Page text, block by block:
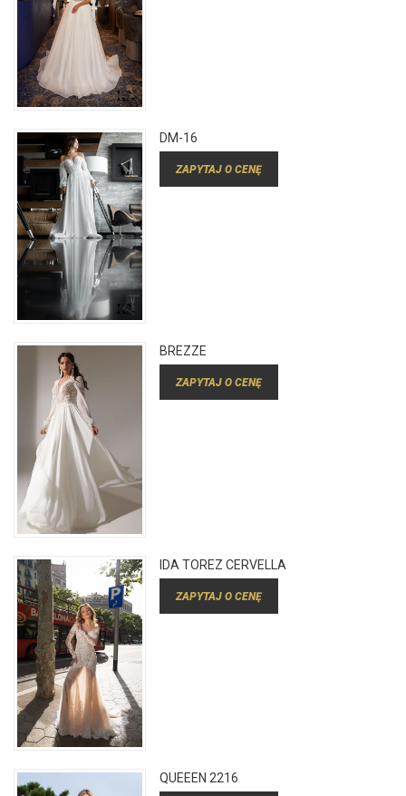
DM-16
ZAPYTAJ O CENĘ
BREZZE
ZAPYTAJ O CENĘ
IDA TOREZ CERVELLA
ZAPYTAJ O CENĘ
QUEEEN 2216